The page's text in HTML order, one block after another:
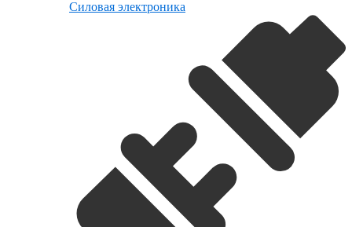
Силовая электроника